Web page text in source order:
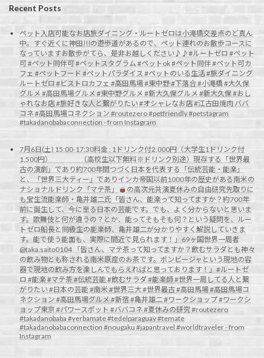
Recent Posts
ペット入店可能なお店旅ダイニング・ルートゼロは小滝橋交差点のど真ん
中。すぐ近くに神田川の遊歩道があるので、ペット連れのお散歩コースに
なっていますお散歩がてら、是非お越しください♪♪#ルートゼロ #ペット
可 #ペット同伴可 #ペットスタグラム #ペットok #ペット同伴 #ペット可カ
フェ #ペットフード #ペットパラダイス #ペットのいる生活 #旅ダイニング
ルートゼロ #ビストロカフェ #高田馬場 #東中野 #下落合 #小滝橋 #大久保
グルメ #高田馬場グルメ #東中野グルメ #新大久保グルメ #新大久保 #おし
ゃれなお店 #旅好きな人と繋がりたい #オシャレなお店 #江古田焼肉 ババ
コネ #高田馬場コネクション #routezero #petfriendly #petstagram
#takadanobabaconnection - from Instagram
7月6日(土) 15:00-17:30料金 : 1ドリンク付2,000円（大学生1ドリンク付
1,500円） （高校生以下無料※ドリンク別途）現存する「世界最
古の演劇」であり約700年間つづく日本を代表する「伝統芸能・能楽」
と、「世界三大ティー」でありインカ帝国以前1000年の歴史がある南米の
ナショナルドリンク「マテ茶」
の高次元共演夏休みの自由研究先取りに
も宝生流能楽師・亀井雄二氏「皆さん、能楽って知ってますか？約700年
前に誕生して、今に至る日本の芸能です。でも、よく分からないと思いま
す。歌舞伎と何が違うの？とか、能ってそもそも何？という疑問を、ルー
トゼロ船長と同級生の能楽師、亀井雄二が分かりやすく解説していきま
す。能で使う能面も、実際に間近で見られます！」69ヶ国世界一周者
@taka.saito0104 「皆さん、マテ茶って知ってますか？飲むサラダとも神々
の飲み物とも称される南米原産のお茶です。ボンビージャという現地の容
器で現地の飲み方を楽しんでもらえればと思っております！」#ルートゼ
ロ #能楽 #マテ茶 #伝統芸能 #飲むサラダ #能楽師 #世界一周してる人と繋
がりたい #日本の芸能 #南米 #世界三大 #世界最古 #高田馬場 #高田馬場コ
ネクション #高田馬場グルメ #新宿 #亀井雄二 #ワークショップ #ワークシ
ョップ東京 #パワースポット #ババコネ #夏休みの研究 #routezero
#takadanobaba #yerbamate #tedelparaguay #temate
#takadanobabaconnection #nougaku #japantravel #worldtraveler - from
Instagram